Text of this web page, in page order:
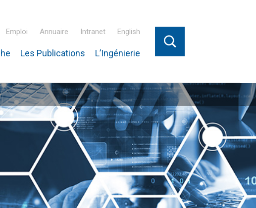
Emploi Annuaire Intranet English
Les Publications L’Ingénierie